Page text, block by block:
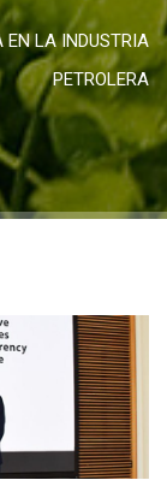
EN LA INDUSTRIA
PETROLERA